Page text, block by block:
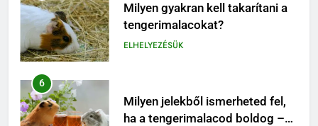
Milyen gyakran kell takarítani a
tengerimalacokat?
ELHELYEZÉSÜK
6
Milyen jelekből ismerheted fel,
ha a tengerimalacod boldog –